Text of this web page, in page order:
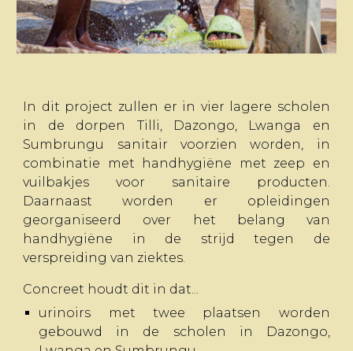
In dit project zullen er in vier lagere scholen
in de dorpen Tilli, Dazongo, Lwanga en
Sumbrungu sanitair voorzien worden, in
combinatie met handhygiëne met zeep en
vuilbakjes voor sanitaire producten.
Daarnaast worden er opleidingen
georganiseerd over het belang van
handhygiëne in de strijd tegen de
verspreiding van ziektes.
Concreet houdt dit in dat...
urinoirs met twee plaatsen worden
gebouwd in
de scholen in Dazongo,